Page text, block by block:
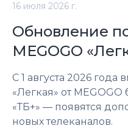
16 июля 2026 г.
Обновление
MEGOGO
С 1 августа 2026 года
«Легкая» от MEGOGO
«ТБ+» — появятся
новых телеканалов.